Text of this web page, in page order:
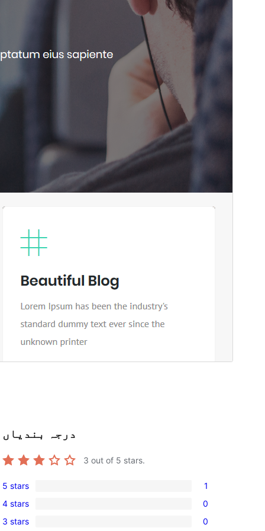
درجہ بندیاں
3 out of 5 stars.
1
5-
star
5 stars 1
0
4-
4 stars 0
0
3 stars 0